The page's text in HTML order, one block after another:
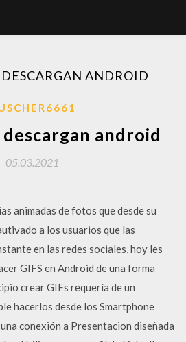
ANDROID
android
05.03.2021
animadas de fotos que desde su
a los usuarios que las
en las redes sociales, hoy les
GIFS en Android de una forma
crear GIFs requería de un
hacerlos desde los Smartphone
conexión a Presentacion diseñada